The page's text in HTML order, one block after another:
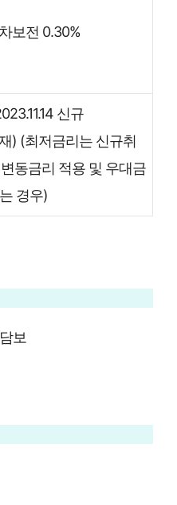
보전 0.30%
신규
) (최저금리는 신규취
동금리 적용 및 우대금
경우)
보